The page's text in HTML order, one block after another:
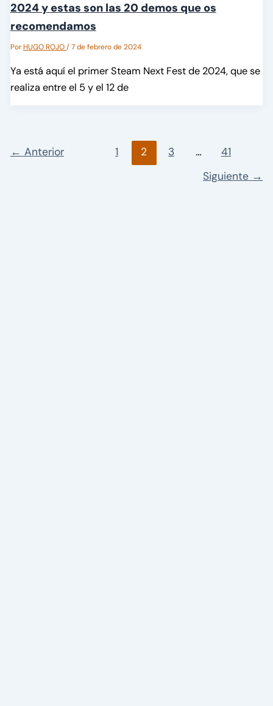
2024 y estas son las 20 demos que os
recomendamos
PorHUGO ROJO/7 de febrero de 2024
Ya está aquí el primer Steam Next Fest de 2024, que se
realiza entre el 5 y el 12 de
← Anterior 1 2 3 …
41
Siguiente →